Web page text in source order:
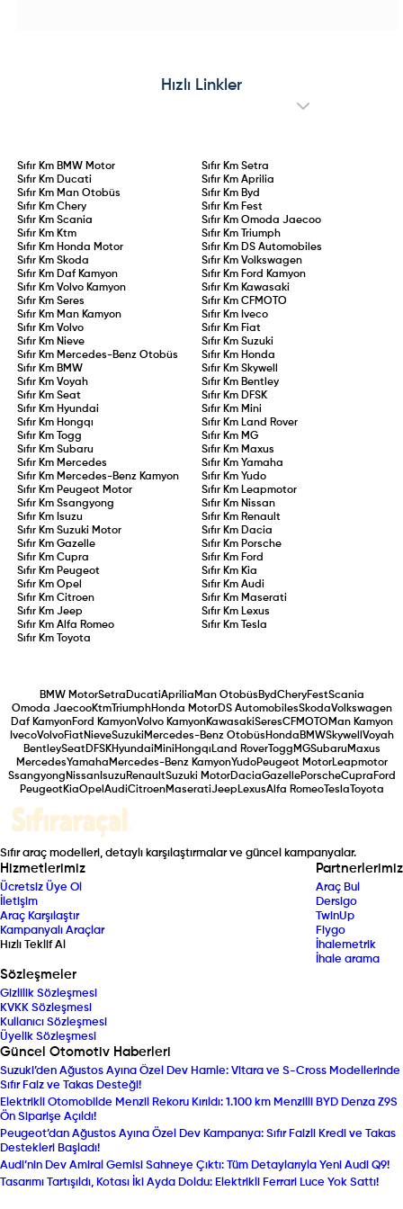
Amarok’un, madencilik, filolar ve
çevreci pikap tutkunları için küresel
pratikliği bir arada arayan
sürücülere hitap ediyor.
Hızlı Linkler
Sıfır Km BMW Motor Sıfır Km Setra
Sıfır Km Ducati Sıfır Km Aprilia
Sıfır Km Man Otobüs Sıfır Km Byd
Sıfır KmChery Sıfır Km Fest
Sıfır KmScania Sıfır Km Omoda Jaecoo
Sıfır Km Ktm Sıfır Km
Triumph
Sıfır Km Honda Motor Sıfır Km DS Automobiles
Sıfır KmSkoda Sıfır Km Volkswagen
Sıfır Km Daf Kamyon Sıfır Km Ford Kamyon
Sıfır KmVolvo Kamyon Sıfır Km Kawasaki
Sıfır KmSeres Sıfır Km CFMOTO
Sıfır Km Man Kamyon Sıfır Km Iveco
Sıfır KmVolvo Sıfır Km Fiat
Sıfır Km Nieve Sıfır Km Suzuki
Sıfır Km Mercedes-Benz Otobüs Sıfır Km Honda
Sıfır Km BMW Sıfır Km Skywell
Sıfır KmVoyah Sıfır Km Bentley
Sıfır KmSeat Sıfır Km DFSK
Sıfır Km Hyundai Sıfır Km Mini
Sıfır Km Hongqı Sıfır Km Land Rover
Sıfır Km
Togg Sıfır Km MG
Sıfır KmSubaru Sıfır Km Maxus
Sıfır Km Mercedes Sıfır Km Yamaha
Sıfır Km Mercedes-Benz Kamyon Sıfır Km Yudo
Sıfır Km Peugeot Motor Sıfır Km Leapmotor
Sıfır KmSsangyong Sıfır Km Nissan
Sıfır Km Isuzu Sıfır Km Renault
Sıfır KmSuzuki Motor Sıfır Km Dacia
Sıfır KmGazelle Sıfır Km Porsche
Sıfır KmCupra Sıfır Km Ford
Sıfır Km Peugeot Sıfır Km Kia
Sıfır KmOpel Sıfır Km Audi
Sıfır KmCitroen Sıfır Km Maserati
Sıfır KmJeep Sıfır Km Lexus
Sıfır KmAlfa Romeo Sıfır Km
Tesla
Sıfır Km
Toyota
BMW MotorSetra DucatiAprilia Man Otobüs BydCheryFestScania
Omoda JaecooKtmTriumphHonda MotorDS AutomobilesSkodaVolkswagen
Daf KamyonFord KamyonVolvo KamyonKawasakiSeresCFMOTOMan Kamyon
IvecoVolvoFiatNieveSuzuki Mercedes-Benz Otobüs Honda BMWSkywell Voyah
BentleySeatDFSKHyundai Mini Hongqı Land RoverTogg MGSubaruMaxus
MercedesYamaha Mercedes-Benz KamyonYudoPeugeot MotorLeapmotor
Ssangyong NissanIsuzuRenaultSuzuki MotorDaciaGazellePorscheCupra Ford
PeugeotKiaOpel AudiCitroenMaseratiJeep LexusAlfa RomeoTesla Toyota
Sıfır araç modelleri, detaylı karşılaştırmalar ve güncel kampanyalar.
Hizmetlerimiz
Ücretsiz Üye Ol
İletişim
Araç Karşılaştır
Kampanyalı Araçlar
Hızlı Teklif Al
Partnerlerimiz
Araç Bul
Dersigo
TwinUp
Fiygo
İhalemetrik
İhale arama
Sözleşmeler
Gizlilik Sözleşmesi
KVKK Sözleşmesi
Kullanıcı Sözleşmesi
Üyelik Sözleşmesi
Güncel Otomotiv Haberleri
Suzuki’den Ağustos Ayına Özel Dev Hamle: Vitara ve S-Cross Modellerinde
Sıfır Faiz ve Takas Desteği!
Elektrikli Otomobilde Menzil Rekoru Kırıldı: 1.100 km Menzilli BYD Denza Z9S
Ön Siparişe Açıldı!
Peugeot’dan Ağustos Ayına Özel Dev Kampanya: Sıfır Faizli Kredi ve Takas
Destekleri Başladı!
Audi’nin Dev Amiral Gemisi Sahneye Çıktı: Tüm Detaylarıyla Yeni Audi Q9!
Tasarımı Tartışıldı, Kotası İki Ayda Doldu: Elektrikli Ferrari Luce Yok Sattı!